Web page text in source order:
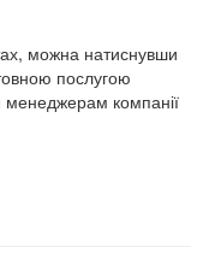
можна натиснувши
послугою
компанії